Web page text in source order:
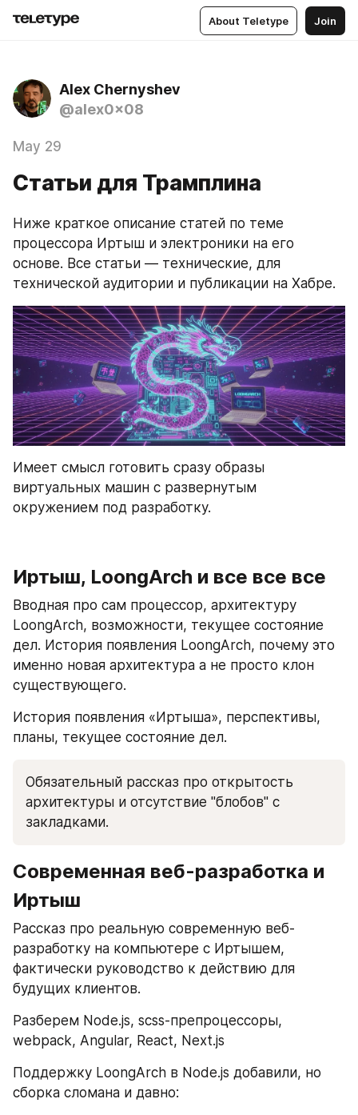
About Teletype Join
Alex Chernyshev
@alex0x08
May 29
Статьи для Трамплина
Ниже краткое описание статей по теме
процессора Иртыш и электроники на его
основе. Все статьи — технические, для
технической аудитории и публикации на Хабре.
Имеет смысл готовить сразу образы
виртуальных машин с развернутым
окружением под разработку.
Иртыш, LoongArch и все все все
Вводная про сам процессор, архитектуру
LoongArch, возможности, текущее состояние
дел. История появления LoongArch, почему это
именно новая архитектура а не просто клон
существующего.
История появления «Иртыша», перспективы,
планы, текущее состояние дел.
Обязательный рассказ про открытость
архитектуры и отсутствие "блобов" с
закладками.
Современная веб-разработка и
Иртыш
Рассказ про реальную современную веб-
разработку на компьютере с Иртышем,
фактически руководство к действию для
будущих клиентов.
Разберем Node.js, scss-препроцессоры,
webpack, Angular, React, Next.js
Поддержку LoongArch в Node.js добавили, но
сборка сломана и давно: